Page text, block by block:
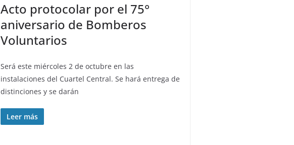
Acto protocolar por el 75°
aniversario de Bomberos
Voluntarios
Será este miércoles 2 de octubre en las
instalaciones del Cuartel Central. Se hará entrega de
distinciones y se darán
Leer más